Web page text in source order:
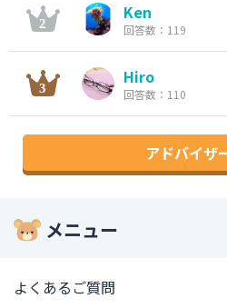
Ken
回答数：119
Hiro
回答数：110
アドバイザ
メニュー
よくあるご質問